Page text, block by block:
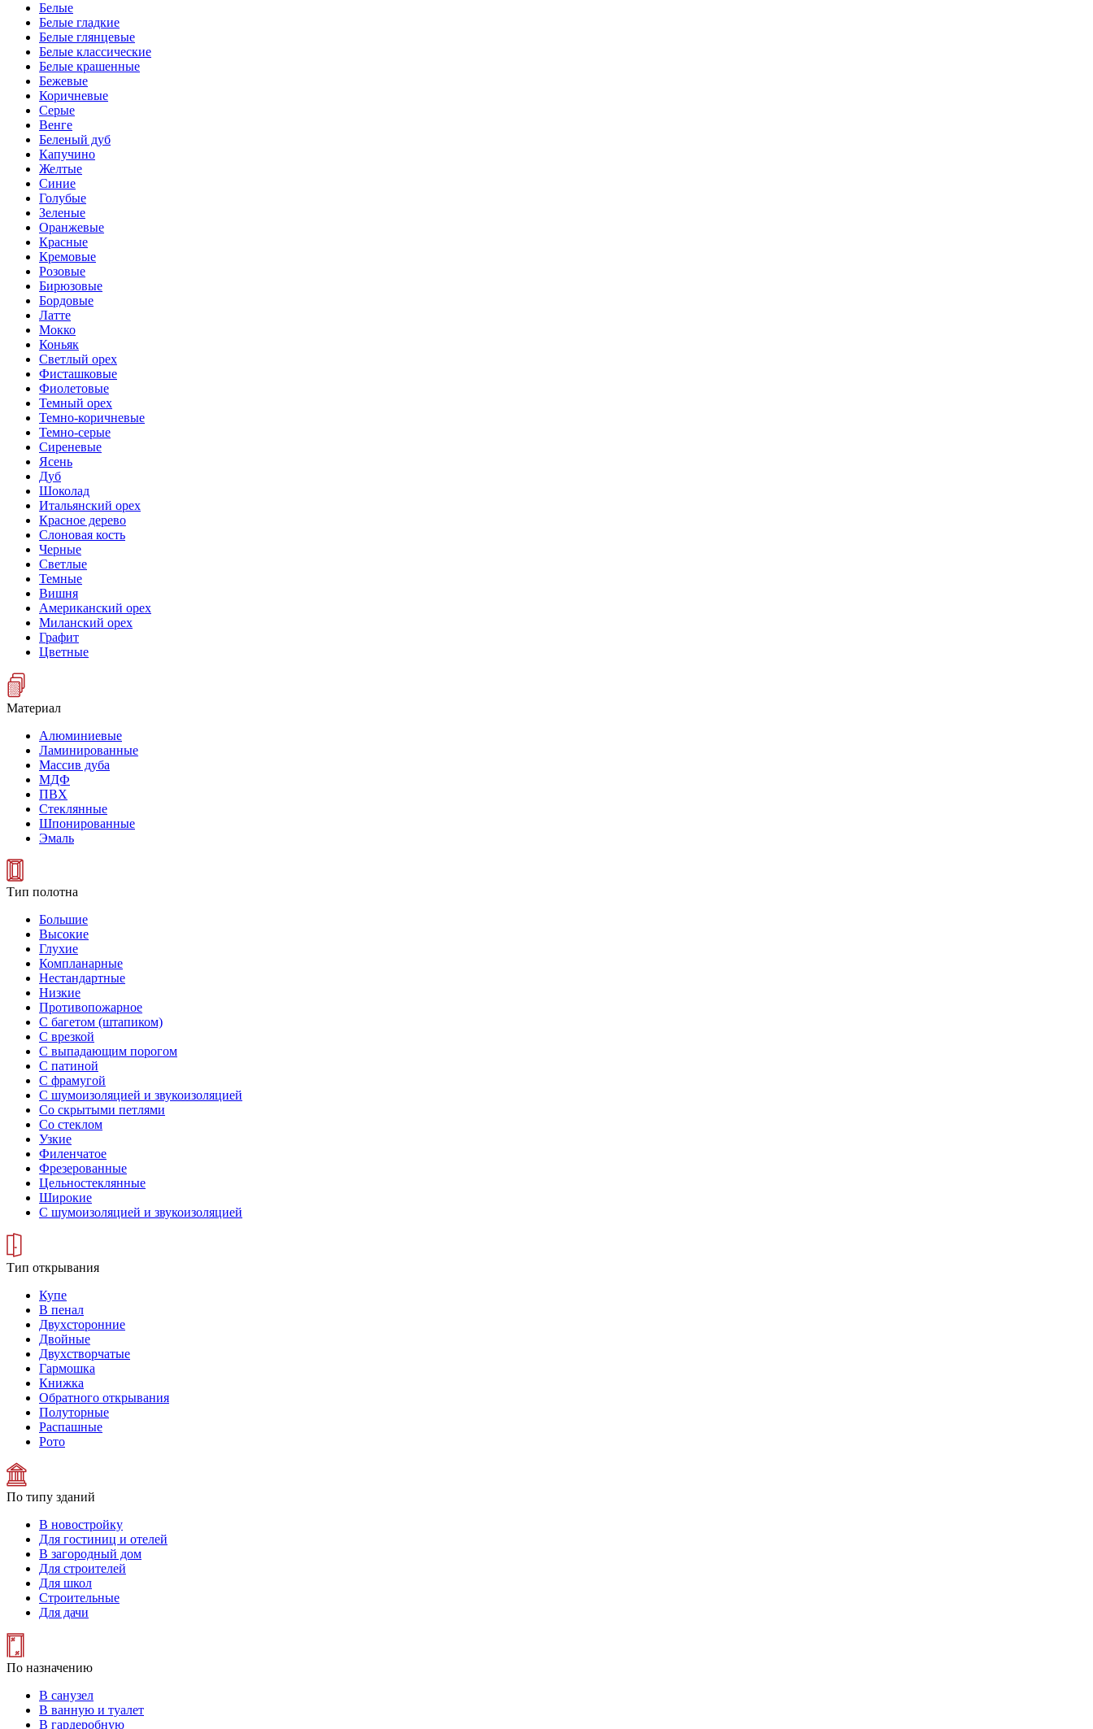
Белые
Белые гладкие
Белые глянцевые
Белые классические
Белые крашенные
Бежевые
Коричневые
Серые
Венге
Беленый дуб
Капучино
Желтые
Синие
Голубые
Зеленые
Оранжевые
Красные
Кремовые
Розовые
Бирюзовые
Бордовые
Латте
Мокко
Коньяк
Светлый орех
Фисташковые
Фиолетовые
Темный орех
Темно-коричневые
Темно-серые
Сиреневые
Ясень
Дуб
Шоколад
Итальянский орех
Красное дерево
Слоновая кость
Черные
Светлые
Темные
Вишня
Американский орех
Миланский орех
Графит
Цветные
Материал
Алюминиевые
Ламинированные
Массив дуба
МДФ
ПВХ
Стеклянные
Шпонированные
Эмаль
Тип полотна
Большие
Высокие
Глухие
Компланарные
Нестандартные
Низкие
Противопожарное
С багетом (штапиком)
С врезкой
С выпадающим порогом
С патиной
С фрамугой
С шумоизоляцией и звукоизоляцией
Со скрытыми петлями
Со стеклом
Узкие
Филенчатое
Фрезерованные
Цельностеклянные
Широкие
С шумоизоляцией и звукоизоляцией
Тип открывания
Купе
В пенал
Двухсторонние
Двойные
Двухстворчатые
Гармошка
Книжка
Обратного открывания
Полуторные
Распашные
Рото
По типу зданий
В новостройку
Для гостиниц и отелей
В загородный дом
Для строителей
Для школ
Строительные
Для дачи
По назначению
В санузел
В ванную и туалет
В гардеробную